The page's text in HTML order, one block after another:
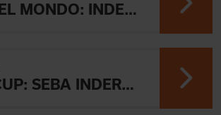
COPPA DEL MONDO: INDERST 45° VINCONO AEBERSOLD E SVENSK
WORLD CUP: SEBA INDERST ACCEDE ALLA FINALE A